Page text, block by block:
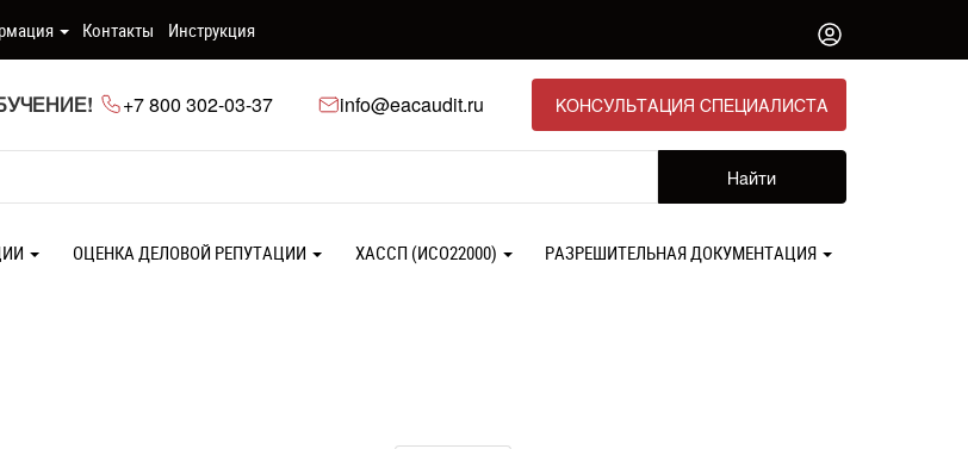
Контакты Инструкция
+7 800 302-03-37 info@eacaudit.ru КОНСУЛЬТАЦИЯ СПЕЦИАЛИСТА
Найти
ОЦЕНКА ДЕЛОВОЙ РЕПУТАЦИИ ХАССП (ИСО22000) РАЗРЕШИТЕЛЬНАЯ ДОКУМЕНТАЦИЯ